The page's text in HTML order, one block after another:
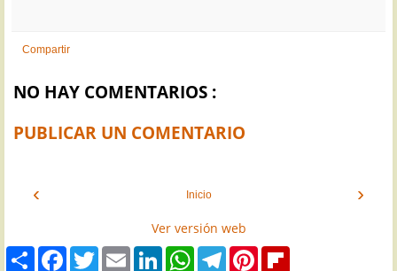
Compartir
NO HAY COMENTARIOS :
PUBLICAR UN COMENTARIO
‹ ›
Inicio
Ver versión web
S
h
F
T
w
E
m
L
W
T
P